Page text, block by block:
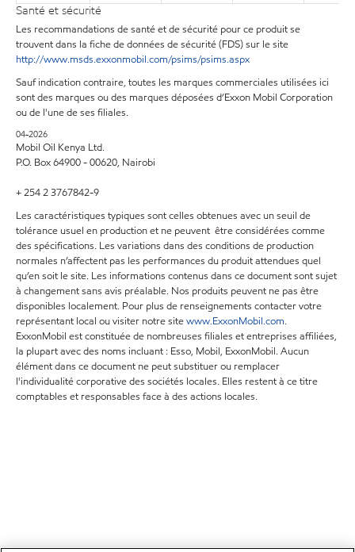
Santé et sécurité
Les recommandations de santé et de sécurité pour ce produit se
trouvent dans la fiche de données de sécurité (FDS) sur le site
http://www.msds.exxonmobil.com/psims/psims.aspx
Sauf indication contraire, toutes les marques commerciales utilisées ici
sont des marques ou des marques déposées d’Exxon Mobil Corporation
ou de l'une de ses filiales.
04-2026
Mobil Oil Kenya Ltd.
P.O. Box 64900 - 00620, Nairobi
+ 254 2 3767842-9
Les caractéristiques typiques sont celles obtenues avec un seuil de
tolérance usuel en production et ne peuvent être considérées comme
des spécifications. Les variations dans des conditions de production
normales n’affectent pas les performances du produit attendues quel
qu’en soit le site. Les informations contenus dans ce document sont sujet
à changement sans avis préalable. Nos produits peuvent ne pas être
disponibles localement. Pour plus de renseignements contacter votre
représentant local ou visiter notre sitewww.ExxonMobil.com.
ExxonMobil est constituée de nombreuses filiales et entreprises affiliées,
la plupart avec des noms incluant : Esso, Mobil, ExxonMobil. Aucun
élément dans ce document ne peut substituer ou remplacer
l'individualité corporative des sociétés locales. Elles restent à ce titre
comptables et responsables face à des actions locales.